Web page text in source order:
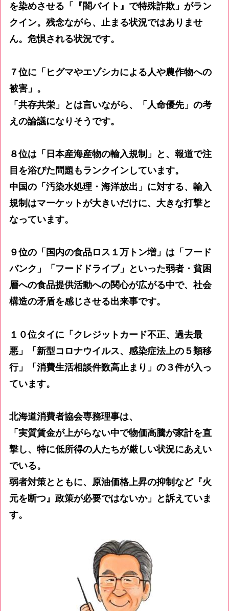
を染めさせる「『闇バイト』で特殊詐欺」がラン
クイン。残念ながら、止まる状況ではありませ
ん。危惧される状況です。
７位に「ヒグマやエゾシカによる人や農作物への
被害」。
「共存共栄」とは言いながら、「人命優先」の考
えの論議になりそうです。
８位は「日本産海産物の輸入規制」と、報道で注
目を浴びた問題もランクインしています。
中国の「汚染水処理・海洋放出」に対する、輸入
規制はマーケットが大きいだけに、大きな打撃と
なっています。
９位の「国内の食品ロス１万トン増」は「フード
バンク」「フードドライブ」といった弱者・貧困
層への食品提供活動への関心が広がる中で、社会
構造の矛盾を感じさせる出来事です。
１０位タイに「クレジットカード不正、過去最
悪」「新型コロナウイルス、感染症法上の５類移
行」「消費生活相談件数高止まり」の３件が入っ
ています。
北海道消費者協会専務理事は、
「実質賃金が上がらない中で物価高騰が家計を直
撃し、特に低所得の人たちが厳しい状況にあえい
でいる。
弱者対策とともに、原油価格上昇の抑制など『火
元を断つ』政策が必要ではないか」と訴えていま
す。